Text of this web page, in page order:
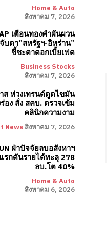
Home & Auto
สิงหาคม 7, 2026
เตือนทองคำผันผวน
บตา”สหรัฐฯ-อิหร่าน”
ชี้ชะตาดอกเบี้ยเฟด
Business Stocks
สิงหาคม 7, 2026
ส ห่วงเทรนด์ดูดไขมัน
อง สั่ง สคบ. ตรวจเข้ม
คลินิกความงาม
News สิงหาคม 7, 2026
ฝ่าปัจจัยลบอสังหาฯ
รกดันรายได้ทะลุ 278
ลบ.โต 40%
Home & Auto
สิงหาคม 6, 2026